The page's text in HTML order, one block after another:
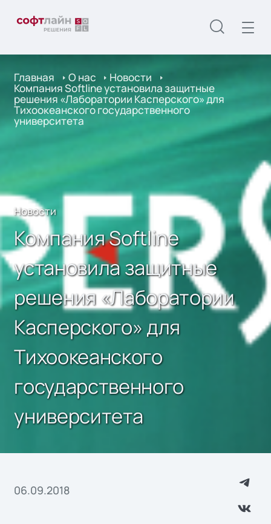
Главная О нас Новости
Компания Softline установила защитные
решения «Лаборатории Касперского» для
Тихоокеанского государственного
университета
Новости
Компания Softline
установила защитные
решения «Лаборатории
Касперского» для
Тихоокеанского
государственного
университета
06.09.2018